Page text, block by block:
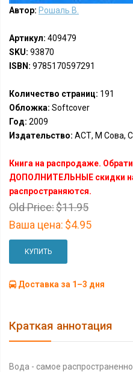
Автор: Рошаль В.
Артикул: 409479
SKU: 93870
ISBN: 9785170597291
Количество страниц: 191
Обложка: Softcover
Год: 2009
Издательство: АСТ, М Сова,
Книга на распродаже.
ДОПОЛНИТЕЛЬНЫЕ скидки
распространяются.
Old Price:$11.95
Ваша цена: $4.95
КУПИТЬ
Доставка за 1–3 дня
Краткая аннотация
Вода - самое